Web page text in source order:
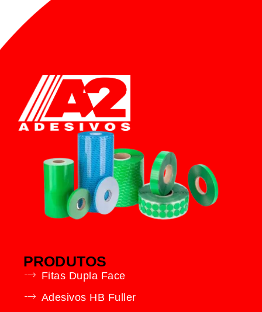
PRODUTOS
Fitas Dupla Face
Adesivos HB Fuller